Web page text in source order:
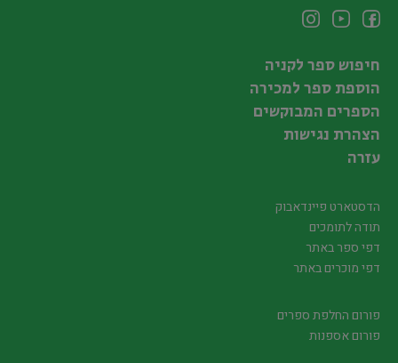
חיפוש ספר לקניה
הוספת ספר למכירה
הספרים המבוקשים
הצהרת נגישות
עזרה
הדסטארט פיינדאבוק
תודה לתומכים
דפי ספר באתר
דפי מוכרים באתר
פורום החלפת ספרים
פורום אספנות